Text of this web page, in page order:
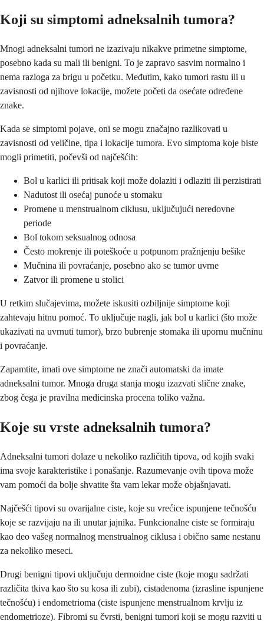
Koji su simptomi adneksalnih tumora?
Mnogi adneksalni tumori ne izazivaju nikakve primetne simptome,
posebno kada su mali ili benigni. To je zapravo sasvim normalno i
nema razloga za brigu u početku. Međutim, kako tumori rastu ili u
zavisnosti od njihove lokacije, možete početi da osećate određene
znake.
Kada se simptomi pojave, oni se mogu značajno razlikovati u
zavisnosti od veličine, tipa i lokacije tumora. Evo simptoma koje biste
mogli primetiti, počevši od najčešćih:
Bol u karlici ili pritisak koji može dolaziti i odlaziti ili perzistirati
Nadutost ili osećaj punoće u stomaku
Promene u menstrualnom ciklusu, uključujući neredovne
periode
Bol tokom seksualnog odnosa
Često mokrenje ili poteškoće u potpunom pražnjenju bešike
Mučnina ili povraćanje, posebno ako se tumor uvrne
Zatvor ili promene u stolici
U retkim slučajevima, možete iskusiti ozbiljnije simptome koji
zahtevaju hitnu pomoć. To uključuje nagli, jak bol u karlici (što može
ukazivati na uvrnuti tumor), brzo bubrenje stomaka ili upornu mučninu
i povraćanje.
Zapamtite, imati ove simptome ne znači automatski da imate
adneksalni tumor. Mnoga druga stanja mogu izazvati slične znake,
zbog čega je pravilna medicinska procena toliko važna.
Koje su vrste adneksalnih tumora?
Adneksalni tumori dolaze u nekoliko različitih tipova, od kojih svaki
ima svoje karakteristike i ponašanje. Razumevanje ovih tipova može
vam pomoći da bolje shvatite šta vam lekar može objašnjavati.
Najčešći tipovi su ovarijalne ciste, koje su vrećice ispunjene tečnošću
koje se razvijaju na ili unutar jajnika. Funkcionalne ciste se formiraju
kao deo vašeg normalnog menstrualnog ciklusa i obično same nestanu
za nekoliko meseci.
Drugi benigni tipovi uključuju dermoidne ciste (koje mogu sadržati
različita tkiva kao što su kosa ili zubi), cistadenoma (izrasline ispunjene
tečnošću) i endometrioma (ciste ispunjene menstrualnom krvlju iz
endometrioze). Fibromi su čvrsti, benigni tumori koji se mogu razviti u